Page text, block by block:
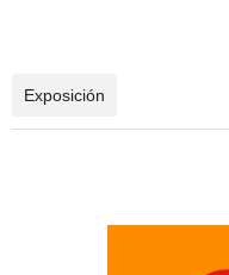
Exposición